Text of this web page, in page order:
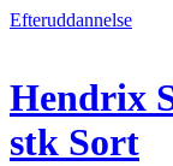
Efteruddannelse
Hendrix
stk Sort